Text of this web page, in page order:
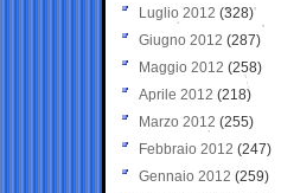
Luglio 2012 (328)
Giugno 2012 (287)
Maggio 2012 (258)
Aprile 2012 (218)
Marzo 2012 (255)
Febbraio 2012 (247)
Gennaio 2012 (259)